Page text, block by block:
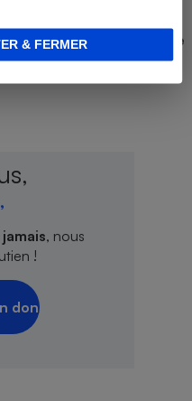
& FERMER
Red by SFR - L’UFC-Que
condamner SFR
, nous
!
don